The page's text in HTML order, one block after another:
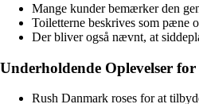
Mange kunder bemærker den
Toiletterne beskrives som pæne
Der bliver også nævnt, at
Underholdende Oplevelser
Rush Danmark roses for at